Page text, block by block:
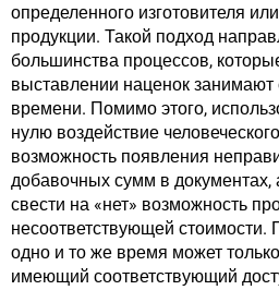
определенного изготовителя
продукции. Такой подход
большинства процессов,
выставлении наценок
времени. Помимо этого,
нулю воздействие
возможность появления
добавочных сумм в документах,
свести на «нет» возможность
несоответствующей стоимости.
одно и то же время может
имеющий соответствующий